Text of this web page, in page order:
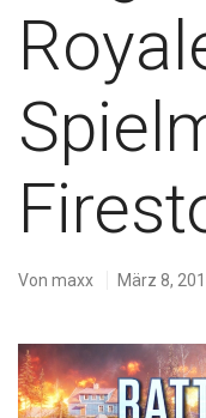
Von maxx März 8,